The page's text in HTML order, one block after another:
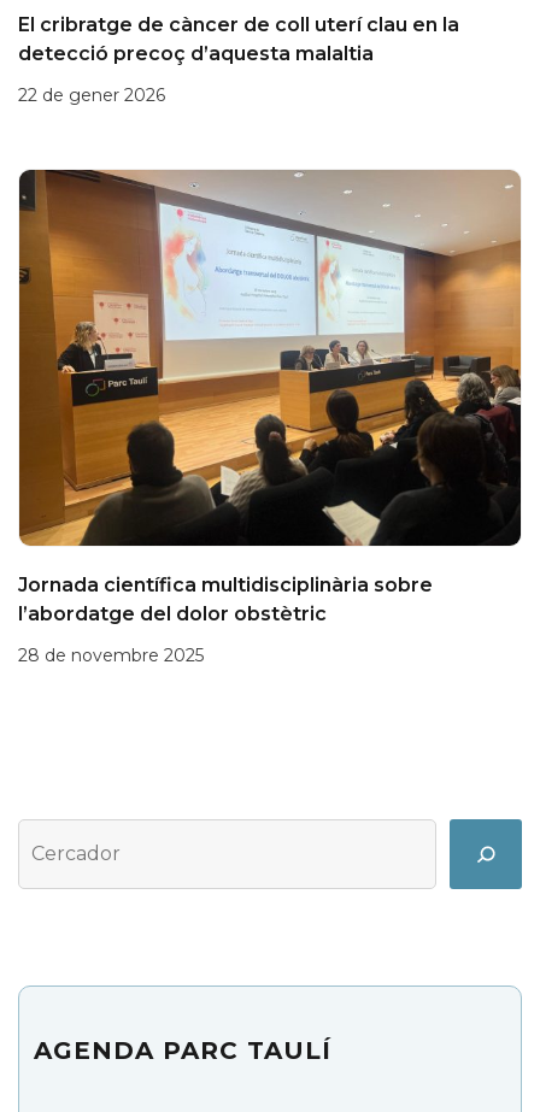
El cribratge de càncer de coll uterí clau en la
detecció precoç d’aquesta malaltia
22 de gener 2026
Jornada científica multidisciplinària sobre
l’abordatge del dolor obstètric
28 de novembre 2025
Cerca
Search
AGENDA PARC TAULÍ